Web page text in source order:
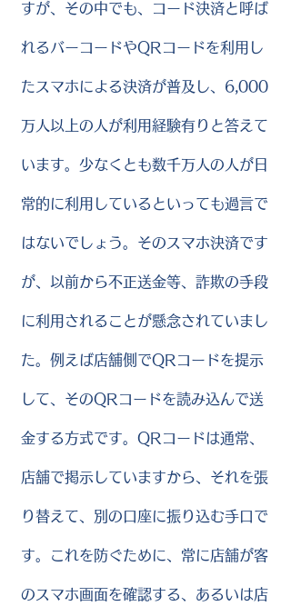
すが、その中でも、コード決済と呼ば
れるバーコードやQRコードを利用し
たスマホによる決済が普及し、6,000
万人以上の人が利用経験有りと答えて
います。少なくとも数千万人の人が日
常的に利用しているといっても過言で
はないでしょう。そのスマホ決済です
が、以前から不正送金等、詐欺の手段
に利用されることが懸念されていまし
た。例えば店舗側でQRコードを提示
して、そのQRコードを読み込んで送
金する方式です。QRコードは通常、
店舗で掲示していますから、それを張
り替えて、別の口座に振り込む手口で
す。これを防ぐために、常に店舗が客
のスマホ画面を確認する、あるいは店